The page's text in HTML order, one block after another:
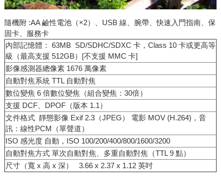
隨機附 :AA 鹼性電池（×2）、USB 線、腕帶、快速入門指南、保
固卡、服務卡
內部記憶體： 63MB SD/SDHC/SDXC 卡，Class 10 卡或更高等
級（最高支援 512GB）[不支援 MMC 卡]
影像感測器總像素 1676 萬像素
自動對焦系統 TTL 自動對焦
數位變焦 6 倍數位變焦（組合變焦：30倍）
支援 DCF、DPOF（版本 1.1）
文件格式 靜態影像 Exif 2.3（JPEG） 電影 MOV (H.264)，音
訊：線性PCM（單聲道）
ISO 感光度 自動，ISO 100/200/400/800/1600/3200
自動對焦方式 單次自動對焦、多重自動對焦（TTL 9 點）
尺寸（寬 x 高 x 深） 3.66 x 2.37 x 1.12 英吋